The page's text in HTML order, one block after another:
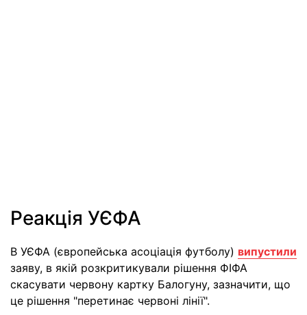
Реакція УЄФА
В УЄФА (європейська асоціація футболу) випустили
заяву, в якій розкритикували рішення ФІФА
скасувати червону картку Балогуну, зазначити, що
це рішення "перетинає червоні лінії".